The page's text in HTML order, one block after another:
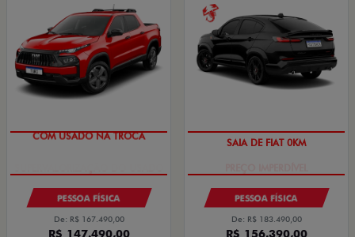
COM USADO NA TROCA
PESSOA FÍSICA
De: R$ 167.490,00
R$ 147.490,00
SAIA DE FIAT 0KM
PESSOA FÍSICA
De: R$ 183.490,00
R$ 156.390,00